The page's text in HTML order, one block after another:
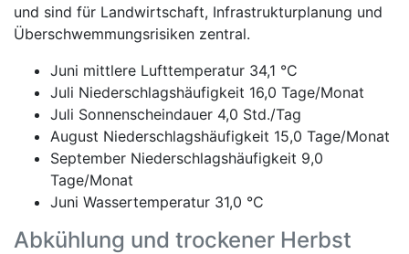
und sind für Landwirtschaft, Infrastrukturplanung und
Überschwemmungsrisiken zentral.
Juni mittlere Lufttemperatur 34,1 °C
Juli Niederschlagshäufigkeit 16,0 Tage/Monat
Juli Sonnenscheindauer 4,0 Std./Tag
August Niederschlagshäufigkeit 15,0 Tage/Monat
September Niederschlagshäufigkeit 9,0
Tage/Monat
Juni Wassertemperatur 31,0 °C
Abkühlung und trockener Herbst